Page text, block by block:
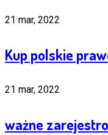
21 mar, 2022
Kup polskie
21 mar, 2022
ważne